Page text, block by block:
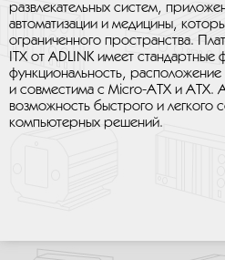
развлекательных систем,
автоматизации и медицины,
ограниченного пространства.
ITX от ADLINK имеет
функциональность,
и совместима с Micro-ATX и ATX.
возможность быстрого и легкого
компьютерных решений.